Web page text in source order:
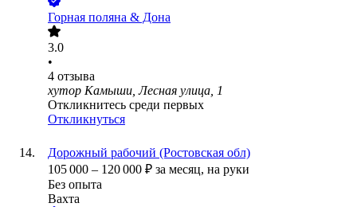
Горная поляна & Дона
3.0
•
4 отзыва
хутор Камыши, Лесная улица, 1
Откликнитесь среди первых
Откликнуться
Дорожный рабочий (Ростовская обл)
105 000 – 120 000 ₽ за месяц, на руки
Без опыта
Вахта